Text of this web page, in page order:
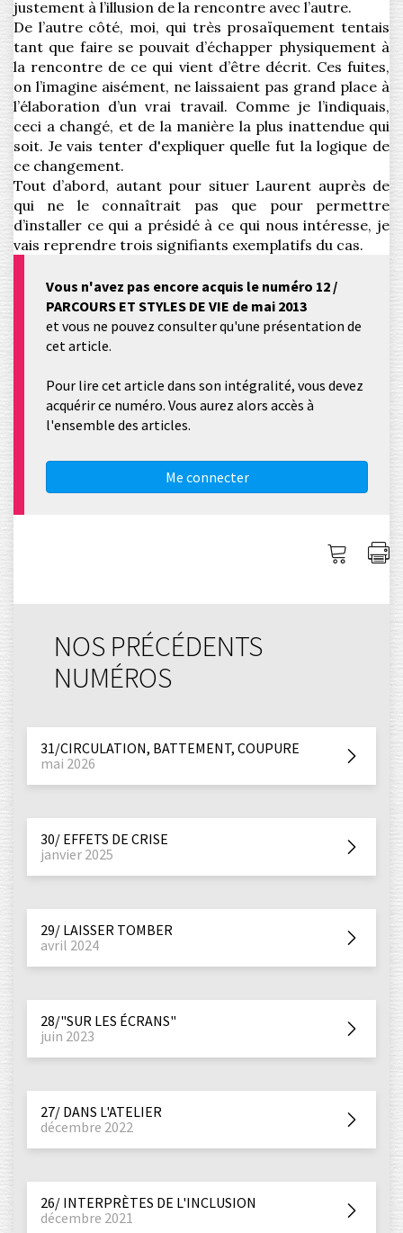
justement à l’illusion de la rencontre avec l’autre.
De l’autre côté, moi, qui très prosaïquement tentais
tant que faire se pouvait d’échapper physiquement à
la rencontre de ce qui vient d’être décrit. Ces fuites,
on l’imagine aisément, ne laissaient pas grand place à
l’élaboration d’un vrai travail. Comme je l’indiquais,
ceci a changé, et de la manière la plus inattendue qui
soit. Je vais tenter d'expliquer quelle fut la logique de
ce changement.
Tout d’abord, autant pour situer Laurent auprès de
qui ne le connaîtrait pas que pour permettre
d’installer ce qui a présidé à ce qui nous intéresse, je
vais reprendre trois signifiants exemplatifs du cas.
Vous n'avez pas encore acquis le numéro 12 /
PARCOURS ET STYLES DE VIE de mai 2013
et vous ne pouvez consulter qu'une présentation de
cet article.
Pour lire cet article dans son intégralité, vous devez
acquérir ce numéro. Vous aurez alors accès à
l'ensemble des articles.
Me connecter
Me
NOS PRÉCÉDENTS
NUMÉROS
31/CIRCULATION, BATTEMENT, COUPURE
mai 2026
30/ EFFETS DE CRISE
janvier 2025
29/ LAISSER TOMBER
avril 2024
28/"SUR LES ÉCRANS"
juin 2023
27/ DANS L'ATELIER
décembre 2022
26/ INTERPRÈTES DE L'INCLUSION
décembre 2021